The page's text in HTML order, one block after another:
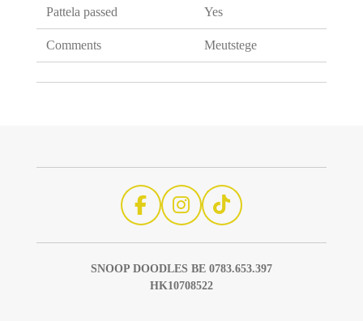
Pattela passed Yes
Comments Meutstege
F
e
I
t
a
T
T
o
SNOOP DOODLES BE 0783.653.397
HK10708522